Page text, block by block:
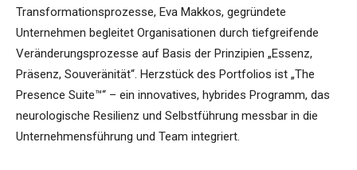
Transformationsprozesse, Eva Makkos, gegründete
Unternehmen begleitet Organisationen durch tiefgreifende
Veränderungsprozesse auf Basis der Prinzipien „Essenz,
Präsenz, Souveränität“. Herzstück des Portfolios ist „The
Presence Suite™“ – ein innovatives, hybrides Programm, das
neurologische Resilienz und Selbstführung messbar in die
Unternehmensführung und Team integriert.